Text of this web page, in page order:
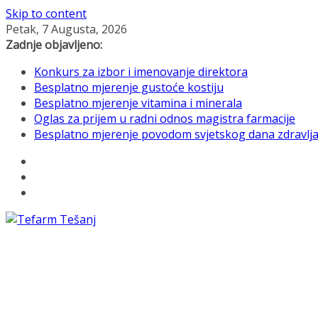
Skip to content
Petak, 7 Augusta, 2026
Zadnje objavljeno:
Konkurs za izbor i imenovanje direktora
Besplatno mjerenje gustoće kostiju
Besplatno mjerenje vitamina i minerala
Oglas za prijem u radni odnos magistra farmacije
Besplatno mjerenje povodom svjetskog dana zdravlja